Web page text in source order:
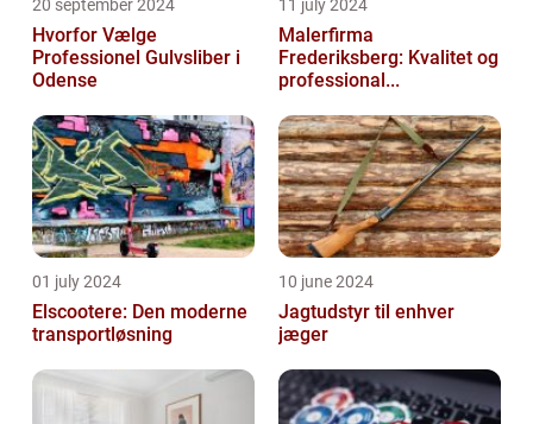
20 september 2024
Hvorfor Vælge
Professionel Gulvsliber i
Odense
11 july 2024
Malerfirma
Frederiksberg: Kvalitet og
professional...
01 july 2024
Elscootere: Den moderne
transportløsning
10 june 2024
Jagtudstyr til enhver
jæger